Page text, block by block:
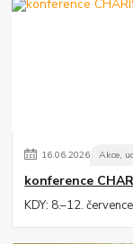
16.06.2026 Akce,
konference
KDY: 8.–12.